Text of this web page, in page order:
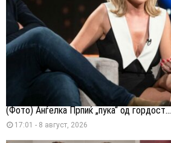
(Фото) Анѓелка Прпиќ „пука“ од гордост...
17:01 - 8 август, 2026